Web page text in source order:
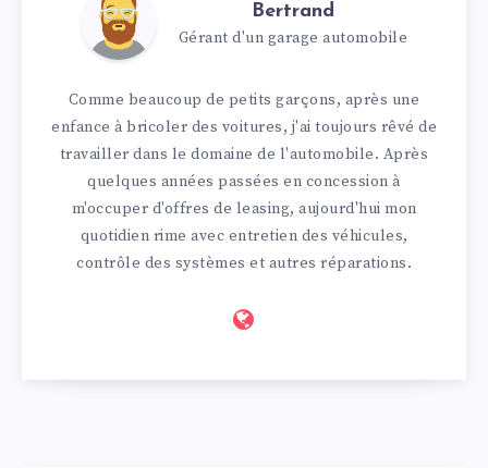
Bertrand
Gérant d'un garage automobile
Comme beaucoup de petits garçons, après une
enfance à bricoler des voitures, j'ai toujours rêvé de
travailler dans le domaine de l'automobile. Après
quelques années passées en concession à
m'occuper d'offres de leasing, aujourd'hui mon
quotidien rime avec entretien des véhicules,
contrôle des systèmes et autres réparations.